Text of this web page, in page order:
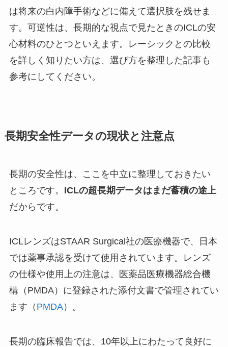
は将来の白内障手術などに備えて選択肢を残せま
す。可逆性は、長期的な視点で見たときのICLの安
心材料のひとつといえます。レーシックとの比較
を詳しく知りたい方は、選び方を整理した記事も
参考にしてください。
長期安全性データの現状と注意点
長期の安全性は、ここを中立に整理しておきたい
ところです。 ICLの超長期データはまだ蓄積の途上
だからです。
ICLレンズはSTAAR Surgical社の医療機器で、日本
では薬事承認を受けて使用されています。レンズ
の仕様や使用上の注意は、医薬品医療機器総合機
構（PMDA）に登録された添付文書で管理されてい
ます（ PMDA）。
長期の臨床報告では、10年以上にわたって良好に